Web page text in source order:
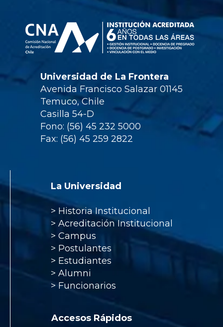
Universidad de La Frontera
Avenida Francisco Salazar 01145
Temuco, Chile
Casilla 54-D
Fono: (56) 45 232 5000
Fax: (56) 45 259 2822
La Universidad
> Historia Institucional
> Acreditación Institucional
> Campus
> Postulantes
> Estudiantes
> Alumni
> Funcionarios
Accesos Rápidos